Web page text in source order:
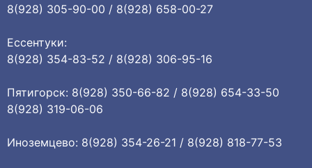
8(928) 305-90-00 / 8(928) 658-00-27
Ессентуки:
8(928) 354-83-52 / 8(928) 306-95-16
Пятигорск: 8(928) 350-66-82 / 8(928) 654-33-50
8(928) 319-06-06
Иноземцево: 8(928) 354-26-21 / 8(928) 818-77-53